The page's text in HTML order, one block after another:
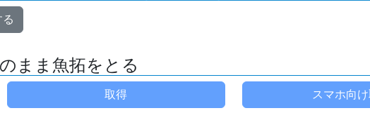
まま魚拓をとる